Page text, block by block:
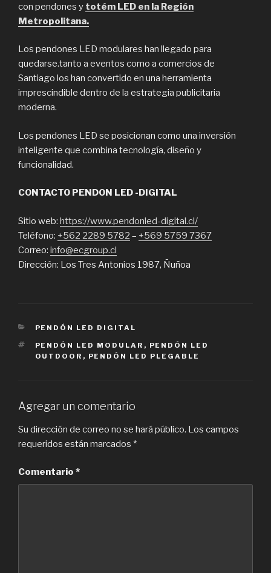
con pendones y totém LED en la Región
Metropolitana.
Los pendones LED modulares han llegado para
quedarse.tanto a eventos como a comercios de
Santiago los han convertido en una herramienta
imprescindible dentro de la estrategia publicitaria
moderna.
Los pendones LED se posicionan como una inversión
inteligente que combina tecnología, diseño y
funcionalidad.
CONTACTO PENDON LED -DIGITAL
Sitio web: https://www.pendonled-digital.cl/
Teléfono: +562 2289 5782 – +569 5759 7367
Correo: info@ecgroup.cl
Dirección: Los Tres Antonios 1987, Ñuñoa
CATEGORIES
PENDÓN LED DIGITAL
TAGS
PENDÓN LED MODULAR , PENDÓN LED
OUTDOOR , PENDÓN LED PLEGABLE
Agregar un comentario
Su dirección de correo no se hará público. Los campos
requeridos están marcados *
Comentario *